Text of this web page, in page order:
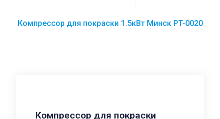
Компрессор для покраски 1.5кВт Минск PT-0020
Компрессор для покраски